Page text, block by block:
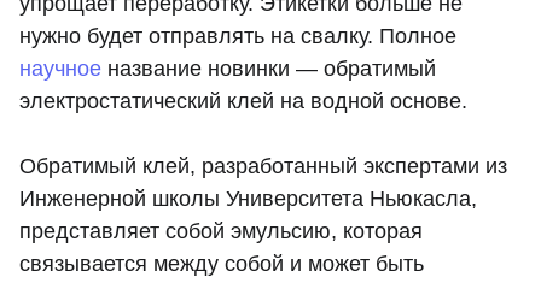
нужно будет отправлять на свалку. Полное
научное название новинки — обратимый
электростатический клей на водной основе.
Обратимый клей, разработанный экспертами из
Инженерной школы Университета Ньюкасла,
представляет собой эмульсию, которая
связывается между собой и может быть